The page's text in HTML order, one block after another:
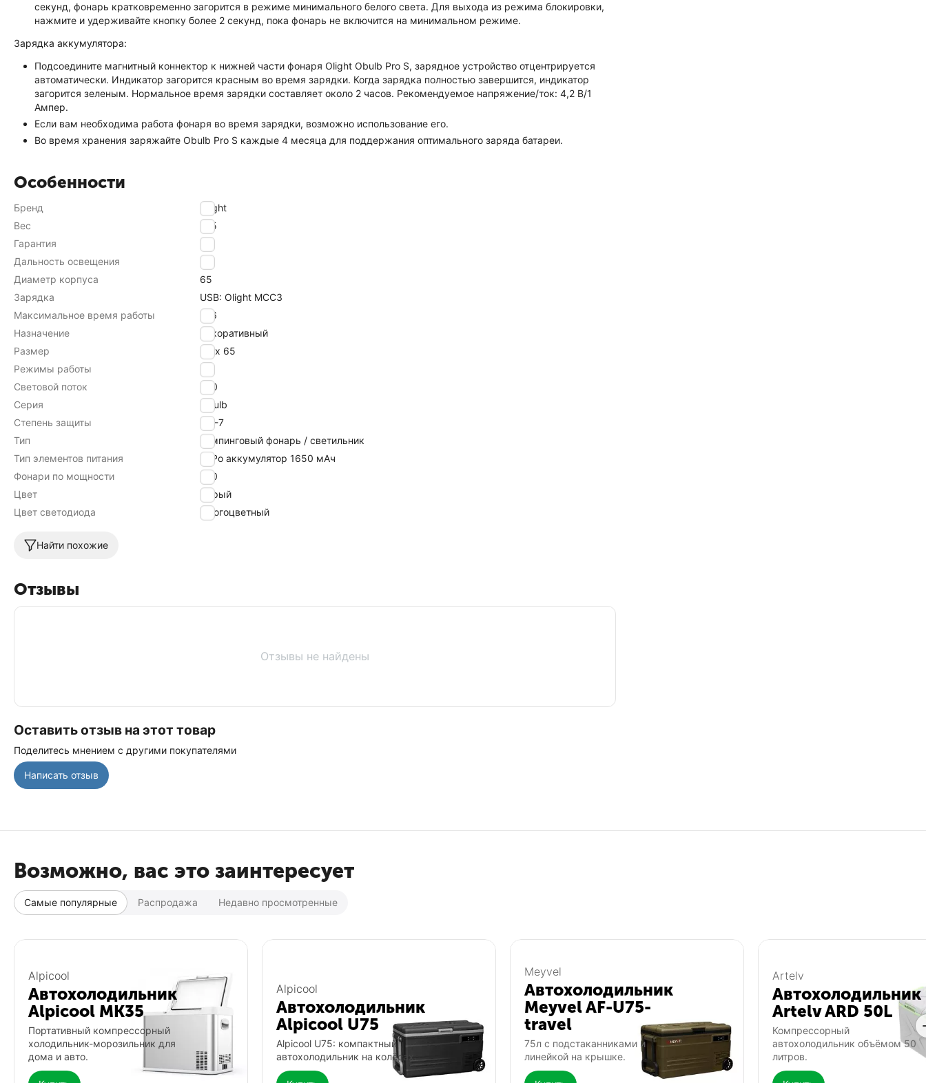
секунд, фонарь кратковременно загорится в режиме минимального белого света. Для выхода из режима блокировки,
нажмите и удерживайте кнопку более 2 секунд, пока фонарь не включится на минимальном режиме.
Зарядка аккумулятора:
Подсоедините магнитный коннектор к нижней части фонаря Olight Obulb Pro S, зарядное устройство отцентрируется
автоматически. Индикатор загорится красным во время зарядки. Когда зарядка полностью завершится, индикатор
загорится зеленым. Нормальное время зарядки составляет около 2 часов. Рекомендуемое напряжение/ток: 4,2 В/1
Aмпер.
Если вам необходима работа фонаря во время зарядки, возможно использование его.
Во время хранения заряжайте Obulb Pro S каждые 4 месяца для поддержания оптимального заряда батареи.
Особенности
Бренд
Olight
Вес
105
Гарантия
60
Дальность освещения
9
Диаметр корпуса
65
Зарядка
USB: Olight MCC3
Максимальное время работы
156
Назначение
декоративный
Размер
58 х 65
Режимы работы
7
Световой поток
240
Серия
Obulb
Степень защиты
IРХ-7
Тип
Кемпинговый фонарь / светильник
Тип элементов питания
Li-Po аккумулятор 1650 мАч
Фонари по мощности
240
Цвет
Серый
Цвет светодиода
Многоцветный
Найти похожие
Отзывы
Отзывы не найдены
Оставить отзыв на этот товар
Поделитесь мнением с другими покупателями
Написать отзыв
Возможно, вас это заинтересует
Самые популярные Распродажа Недавно просмотренные
Популярный
Популярный
Alpicool
Автохолодильник
Alpicool MK35
Портативный компрессорный
холодильник-морозильник для
дома и авто.
Alpicool
Автохолодильник
Alpicool U75
Alpicool U75: компактный
автохолодильник на колёсах.
Meyvel
Автохолодильник
Meyvel AF-U75-
travel
75л с подстаканниками и
линейкой на крышке.
Artelv
Автохолодильник
Artelv ARD 50L
Компрессорный
автохолодильник объёмом 50
литров.